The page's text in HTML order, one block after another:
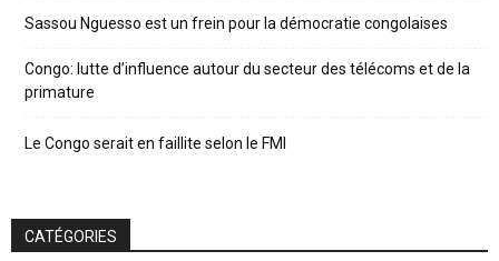
Sassou Nguesso est un frein pour la démocratie congolaises
Congo: lutte d’influence autour du secteur des télécoms et de la
primature
Le Congo serait en faillite selon le FMI
CATÉGORIES